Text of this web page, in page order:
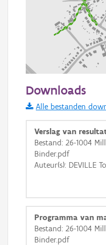
Informatie
i
+
Basis Lagen
Downloads
Alle bestanden
Verslag van
Bestand: 26-1004
Binder.pdf
Auteur(s): DEVILLE
Programma van
Bestand: 26-1004
Binder.pdf